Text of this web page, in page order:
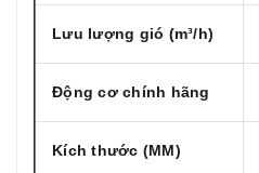
Lưu lượng gió (m³/h)
Động cơ chính hãng
Kích thước (MM)